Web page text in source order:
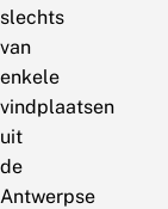
slechts
van
enkele
vindplaatsen
uit
de
Antwerpse